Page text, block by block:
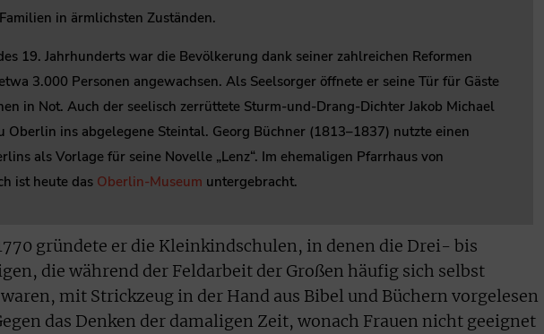
in ärmlichsten Zuständen.
19. Jahrhunderts war die Bevölkerung dank seiner zahlreichen Reformen
3.000 Personen angewachsen. Als Seelsorger öffnete er seine Tür für Gäste
in Not. Auch der seelisch zerrüttete Sturm-und-Drang-Dichter Jakob Michael
Oberlin ins abgelegene Steintal. Georg Büchner (1813–1837) nutzte einen
als Vorlage für seine Novelle „Lenz“. Im ehemaligen Pfarrhaus von
ist heute das Oberlin-Museum untergebracht.
gründete er die Kleinkindschulen, in denen die Drei- bis
die während der Feldarbeit der Großen häufig sich selbst
mit Strickzeug in der Hand aus Bibel und Büchern vorgelesen
das Denken der damaligen Zeit, wonach Frauen nicht geeignet